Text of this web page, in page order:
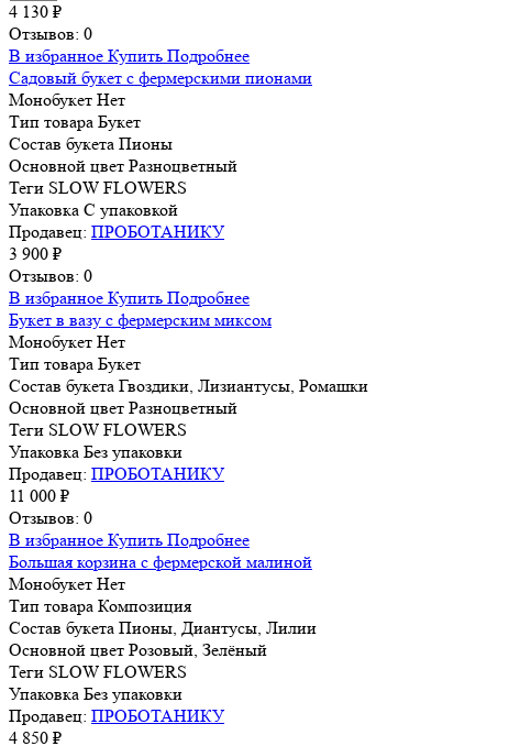
4 130 ₽
Отзывов: 0
В избранное Купить Подробнее
Садовый букет с фермерскими пионами
Монобукет Нет
Тип товара Букет
Состав букета Пионы
Основной цвет Разноцветный
Теги SLOW FLOWERS
Упаковка С упаковкой
Продавец: ПРОБОТАНИКУ
3 900 ₽
Отзывов: 0
В избранное Купить Подробнее
Букет в вазу с фермерским миксом
Монобукет Нет
Тип товара Букет
Состав букета Гвоздики, Лизиантусы, Ромашки
Основной цвет Разноцветный
Теги SLOW FLOWERS
Упаковка Без упаковки
Продавец: ПРОБОТАНИКУ
11 000 ₽
Отзывов: 0
В избранное Купить Подробнее
Большая корзина с фермерской малиной
Монобукет Нет
Тип товара Композиция
Состав букета Пионы, Диантусы, Лилии
Основной цвет Розовый, Зелёный
Теги SLOW FLOWERS
Упаковка Без упаковки
Продавец: ПРОБОТАНИКУ
4 850 ₽